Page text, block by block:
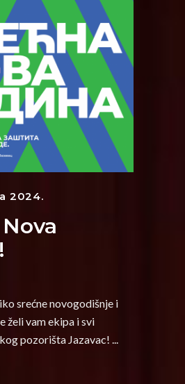
2024.
srećne novogodišnje i
želi vam ekipa i svi
pozorišta Jazavac!